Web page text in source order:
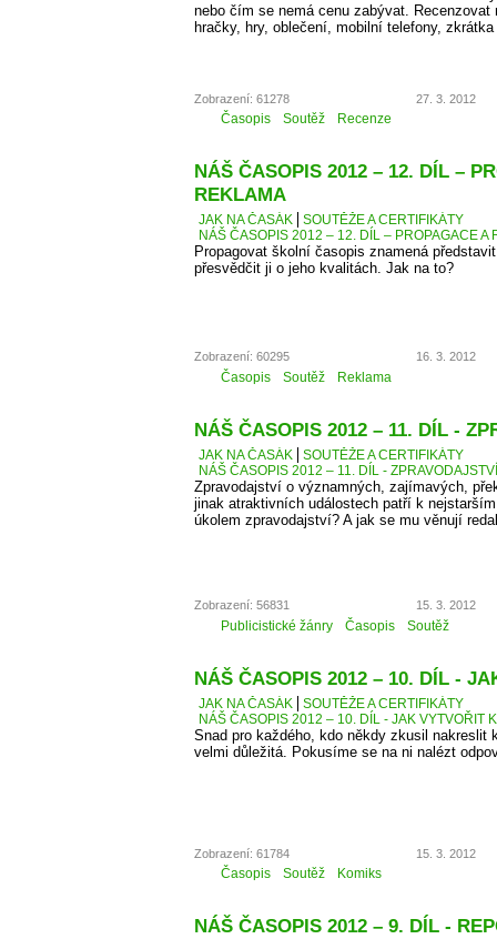
nebo čím se nemá cenu zabývat. Recenzovat
hračky, hry, oblečení, mobilní telefony,
Zobrazení: 61278 27. 3. 2012
Časopis Soutěž Recenze
NÁŠ ČASOPIS 2012 – 12. DÍL –
REKLAMA
JAK NA ČASÁK
SOUTĚŽE A CERTIFIKÁTY
NÁŠ ČASOPIS 2012 – 12. DÍL – PROPAGACE A
Propagovat školní časopis znamená
přesvědčit ji o jeho kvalitách. Jak na to?
Zobrazení: 60295 16. 3. 2012
Časopis Soutěž Reklama
NÁŠ ČASOPIS 2012 – 11. DÍL -
JAK NA ČASÁK
SOUTĚŽE A CERTIFIKÁTY
NÁŠ ČASOPIS 2012 – 11. DÍL - ZPRAVODAJSTVÍ
Zpravodajství o významných, zajímavých,
jinak atraktivních událostech patří k
úkolem zpravodajství? A jak se mu věnují
Zobrazení: 56831 15. 3. 2012
Publicistické žánry Časopis Soutěž
NÁŠ ČASOPIS 2012 – 10. DÍL -
JAK NA ČASÁK
SOUTĚŽE A CERTIFIKÁTY
NÁŠ ČASOPIS 2012 – 10. DÍL - JAK VYTVOŘIT
Snad pro každého, kdo někdy zkusil nakreslit
velmi důležitá. Pokusíme se na ni nalézt
Zobrazení: 61784 15. 3. 2012
Časopis Soutěž Komiks
NÁŠ ČASOPIS 2012 – 9. DÍL -